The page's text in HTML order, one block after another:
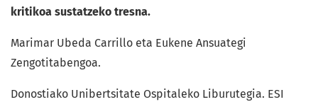
kritikoa sustatzeko tresna.
Marimar Ubeda Carrillo eta Eukene Ansuategi
Zengotitabengoa.
Donostiako Unibertsitate Ospitaleko Liburutegia. ESI